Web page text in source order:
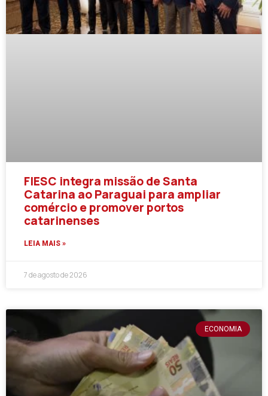
FIESC integra missão de Santa
Catarina ao Paraguai para ampliar
comércio e promover portos
catarinenses
LEIA MAIS »
7 de agosto de 2026
ECONOMIA